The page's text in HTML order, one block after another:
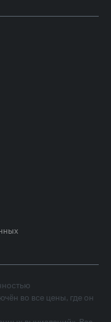
во все цены, где он